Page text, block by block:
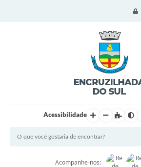
Acessibilidade
Acompanhe-nos: